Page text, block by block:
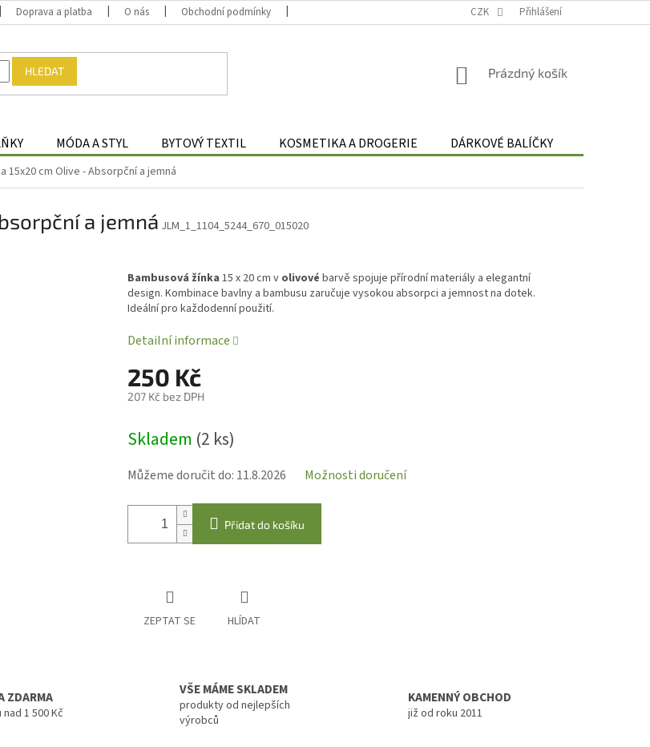
Doprava a platba O nás Obchodní podmínky Odstoupení od smlouvy
CZK Přihlášení
HLEDAT
NÁKUPNÍ
Prázdný košík
MÓDA A STYL BYTOVÝ TEXTIL KOSMETIKA A DROGERIE DÁRKOVÉ BALÍČKY
15x20 cm Olive - Absorpční a jemná
a jemná JLM_1_1104_5244_670_015020
250 Kč
207 Kč bez DPH
cena:
Skladem (2 ks)
Můžeme doručit do: 11.8.2026 Možnosti doručení
Přidat do košíku
Bambusová žínka 15 x 20 cm v olivové barvě spojuje přírodní materiály a elegantní
design. Kombinace bavlny a bambusu zaručuje vysokou absorpci a jemnost na dotek.
Ideální pro každodenní použití.
Detailní informace
ZEPTAT SE HLÍDAT
ZDARMA
1 500 Kč
VŠE MÁME SKLADEM
produkty od nejlepších
výrobců
KAMENNÝ OBCHOD
již od roku 2011